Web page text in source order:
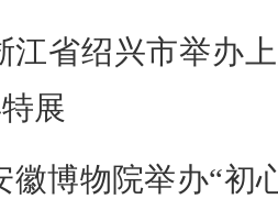
江省绍兴市举办
展
徽博物院举办“